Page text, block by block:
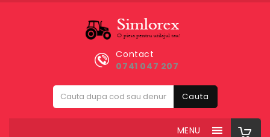
Contact
0741 047 207
Cauta
MENU